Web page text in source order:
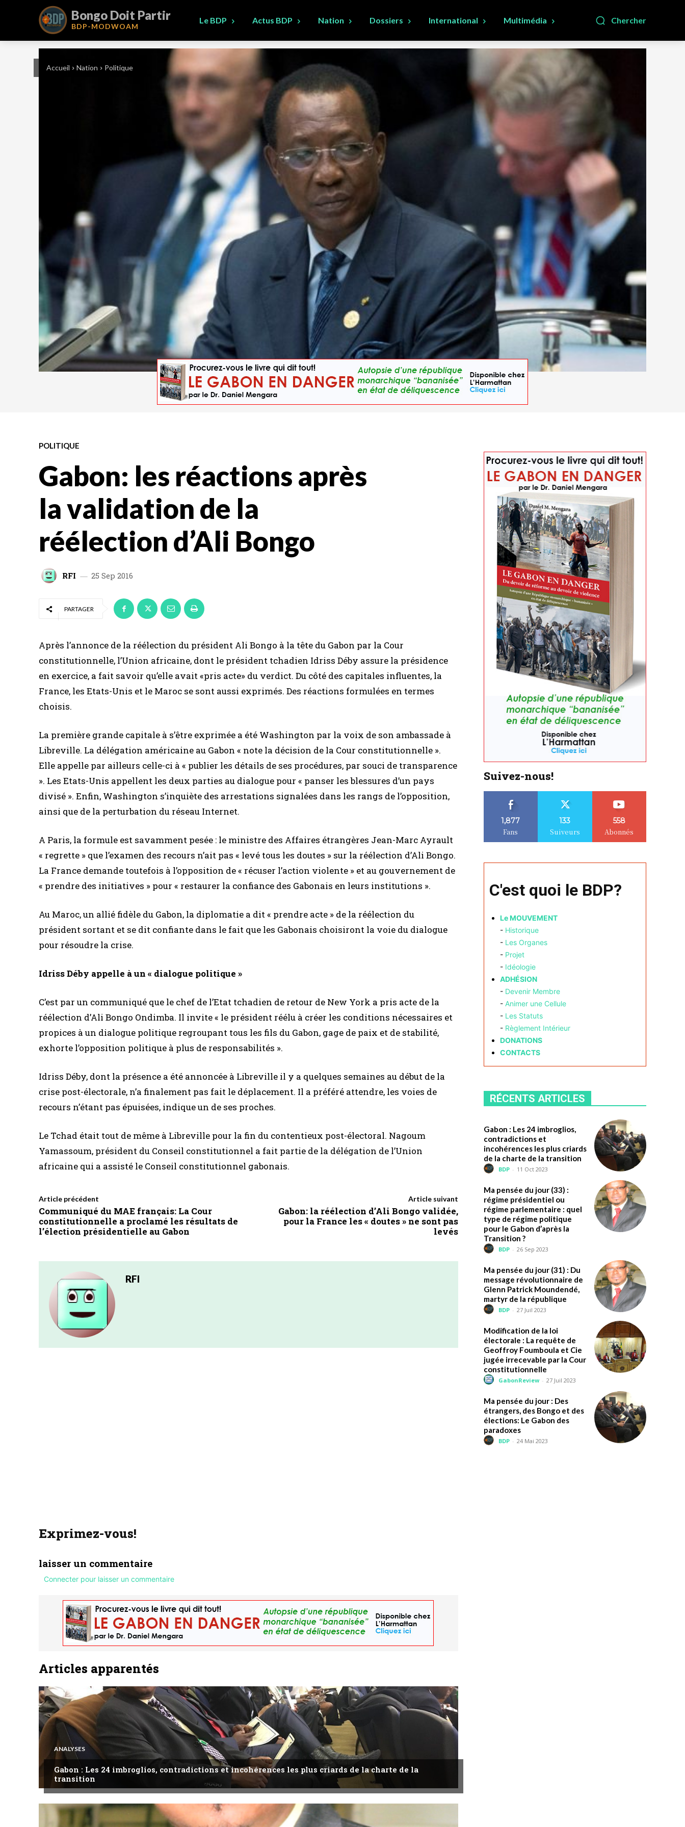
Bongo Doit Partir
BDP-MODWOAM
Chercher
Le BDP Actus BDP Nation Dossiers International Multimédia
Accueil Nation Politique
Le président tchadien Idriss Déby (ici à Hanghzou, au G20, le 4 septembre 2016) © REUTERS/Mark Schiefelbein/Pool
POLITIQUE
Gabon: les réactions après
la validation de la
réélection d’Ali Bongo
RFI 25 Sep 2016
PARTAGER
Après l’annonce de la réélection du président Ali Bongo à la tête du Gabon par la Cour
constitutionnelle, l’Union africaine, dont le président tchadien Idriss Déby assure la présidence
en exercice, a fait savoir qu’elle avait «pris acte» du verdict. Du côté des capitales influentes, la
France, les Etats-Unis et le Maroc se sont aussi exprimés. Des réactions formulées en termes
choisis.
La première grande capitale à s’être exprimée a été Washington par la voix de son ambassade à
Libreville. La délégation américaine au Gabon « note la décision de la Cour constitutionnelle ».
Elle appelle par ailleurs celle-ci à « publier les détails de ses procédures, par souci de transparence
». Les Etats-Unis appellent les deux parties au dialogue pour « panser les blessures d’un pays
divisé ». Enfin, Washington s’inquiète des arrestations signalées dans les rangs de l’opposition,
ainsi que de la perturbation du réseau Internet.
A Paris, la formule est savamment pesée : le ministre des Affaires étrangères Jean-Marc Ayrault
« regrette » que l’examen des recours n’ait pas « levé tous les doutes » sur la réélection d’Ali Bongo.
La France demande toutefois à l’opposition de « récuser l’action violente » et au gouvernement de
« prendre des initiatives » pour « restaurer la confiance des Gabonais en leurs institutions ».
Au Maroc, un allié fidèle du Gabon, la diplomatie a dit « prendre acte » de la réélection du
président sortant et se dit confiante dans le fait que les Gabonais choisiront la voie du dialogue
pour résoudre la crise.
Idriss Déby appelle à un « dialogue politique »
C’est par un communiqué que le chef de l’Etat tchadien de retour de New York a pris acte de la
réélection d’Ali Bongo Ondimba. Il invite « le président réélu à créer les conditions nécessaires et
propices à un dialogue politique regroupant tous les fils du Gabon, gage de paix et de stabilité,
exhorte l’opposition politique à plus de responsabilités ».
Idriss Déby, dont la présence a été annoncée à Libreville il y a quelques semaines au début de la
crise post-électorale, n’a finalement pas fait le déplacement. Il a préféré attendre, les voies de
recours n’étant pas épuisées, indique un de ses proches.
Le Tchad était tout de même à Libreville pour la fin du contentieux post-électoral. Nagoum
Yamassoum, président du Conseil constitutionnel a fait partie de la délégation de l’Union
africaine qui a assisté le Conseil constitutionnel gabonais.
Article précédent
Communiqué du MAE français: La Cour
constitutionnelle a proclamé les résultats de
l’élection présidentielle au Gabon
Article suivant
Gabon: la réélection d’Ali Bongo validée,
pour la France les « doutes » ne sont pas
levés
RFI
Exprimez-vous!
laisser un commentaire
Connecter pour laisser un commentaire
Articles apparentés
ANALYSES
Gabon : Les 24 imbroglios, contradictions et incohérences les plus criards de la charte de la
transition
Suivez-nous!
1,877
Fans
133
Suiveurs
558
Abonnés
C'est quoi le BDP?
Le MOUVEMENT
- Historique
- Les Organes
- Projet
- Idéologie
ADHÉSION
- Devenir Membre
- Animer une Cellule
- Les Statuts
- Règlement Intérieur
DONATIONS
CONTACTS
RÉCENTS ARTICLES
Gabon : Les 24 imbroglios,
contradictions et
incohérences les plus criards
de la charte de la transition
BDP - 11 Oct 2023
Ma pensée du jour (33) :
régime présidentiel ou
régime parlementaire : quel
type de régime politique
pour le Gabon d’après la
Transition ?
BDP - 26 Sep 2023
Ma pensée du jour (31) : Du
message révolutionnaire de
Glenn Patrick Moundendé,
martyr de la république
BDP - 27 Juil 2023
Modification de la loi
électorale : La requête de
Geoffroy Foumboula et Cie
jugée irrecevable par la Cour
constitutionnelle
GabonReview - 27 Juil 2023
Ma pensée du jour : Des
étrangers, des Bongo et des
élections: Le Gabon des
paradoxes
BDP - 24 Mai 2023